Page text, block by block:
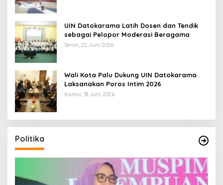
UIN Datokarama Latih Dosen dan Tendik
sebagai Pelopor Moderasi Beragama
Senin, 22 Juni 2026
Wali Kota Palu Dukung UIN Datokarama
Laksanakan Poros Intim 2026
Kamis, 18 Juni 2026
Politika